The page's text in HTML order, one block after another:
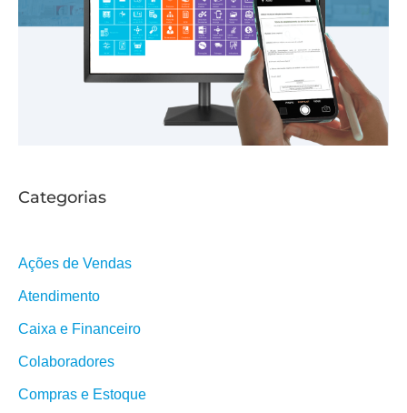
Categorias
Ações de Vendas
Atendimento
Caixa e Financeiro
Colaboradores
Compras e Estoque